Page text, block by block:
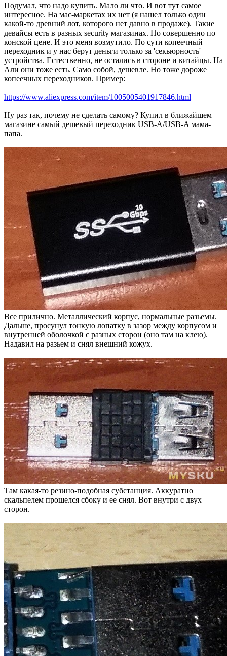
Подумал, что надо купить. Мало ли что. И вот тут самое
интересное. На мас-маркетах их нет (я нашел только один
какой-то древний лот, которого нет давно в продаже). Такие
девайсы есть в разных security магазинах. Но совершенно по
конской цене. И это меня возмутило. По сути копеечный
переходник и у нас берут деньги только за 'секьюрность'
устройства. Естественно, не остались в стороне и китайцы. На
Али они тоже есть. Само собой, дешевле. Но тоже дороже
копеечных переходников. Пример:
https://www.aliexpress.com/item/1005005401917846.html
Ну раз так, почему не сделать самому? Купил в ближайшем
магазине самый дешевый переходник USB-A/USB-A мама-
папа.
Все прилично. Металлический корпус, нормальные разьемы.
Дальше, просунул тонкую лопатку в зазор между корпусом и
внутренней оболочкой с разных сторон (оно там на клею).
Надавил на разьем и снял внешний кожух.
Там какая-то резино-подобная субстанция. Аккуратно
скальпелем прошелся сбоку и ее снял. Вот внутри с двух
сторон.